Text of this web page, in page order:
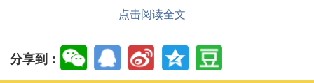
国外酒店设计追求时尚、前卫、精致和创造性，
设计更注重视觉豪华，装修奢侈，花大笔钱在墙上地
上。
点击阅读全文
分享到：